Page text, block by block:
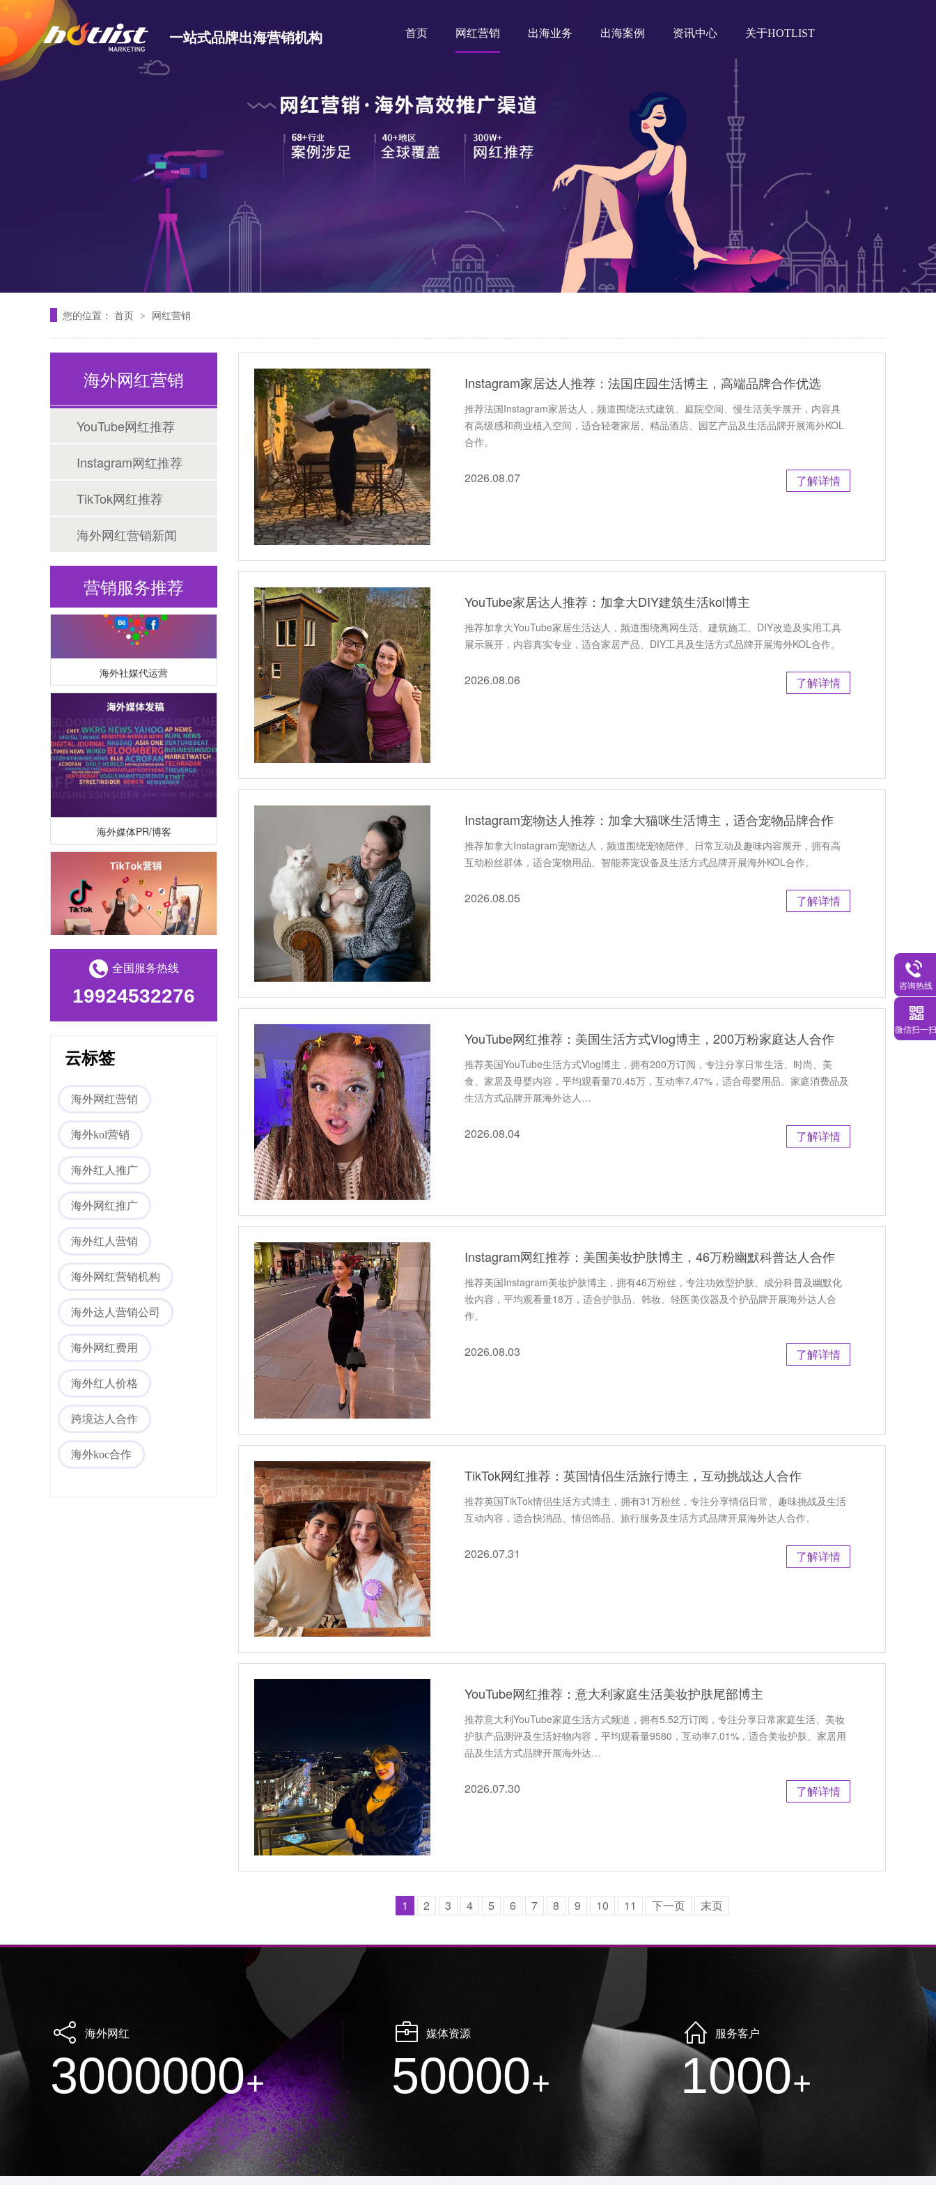
一站式品牌出海营销机构 首页 网红营销 出海业务 出海案例 资讯中心 关于HOTLIST
您的位置： 首页 > 网红营销
Instagram家居达人推荐：法国庄园生活博主，高端品牌合作优选
推荐法国Instagram家居达人，频道围绕法式建筑、庭院空间、慢生活美学展开，内容具
有高级感和商业植入空间，适合轻奢家居、精品酒店、园艺产品及生活品牌开展海外KOL
合作。
2026.08.07 了解详情
YouTube家居达人推荐：加拿大DIY建筑生活kol博主
推荐加拿大YouTube家居生活达人，频道围绕离网生活、建筑施工、DIY改造及实用工具
展示展开，内容真实专业，适合家居产品、DIY工具及生活方式品牌开展海外KOL合作。
2026.08.06 了解详情
Instagram宠物达人推荐：加拿大猫咪生活博主，适合宠物品牌合作
推荐加拿大Instagram宠物达人，频道围绕宠物陪伴、日常互动及趣味内容展开，拥有高
互动粉丝群体，适合宠物用品、智能养宠设备及生活方式品牌开展海外KOL合作。
2026.08.05 了解详情
YouTube网红推荐：美国生活方式Vlog博主，200万粉家庭达人合作
推荐美国YouTube生活方式Vlog博主，拥有200万订阅，专注分享日常生活、时尚、美
食、家居及母婴内容，平均观看量70.45万，互动率7.47%，适合母婴用品、家庭消费品及
生活方式品牌开展海外达人…
2026.08.04 了解详情
Instagram网红推荐：美国美妆护肤博主，46万粉幽默科普达人合作
推荐美国Instagram美妆护肤博主，拥有46万粉丝，专注功效型护肤、成分科普及幽默化
妆内容，平均观看量18万，适合护肤品、韩妆、轻医美仪器及个护品牌开展海外达人合
作。
2026.08.03 了解详情
TikTok网红推荐：英国情侣生活旅行博主，互动挑战达人合作
推荐英国TikTok情侣生活方式博主，拥有31万粉丝，专注分享情侣日常、趣味挑战及生活
互动内容，适合快消品、情侣饰品、旅行服务及生活方式品牌开展海外达人合作。
2026.07.31 了解详情
YouTube网红推荐：意大利家庭生活美妆护肤尾部博主
推荐意大利YouTube家庭生活方式频道，拥有5.52万订阅，专注分享日常家庭生活、美妆
护肤产品测评及生活好物内容，平均观看量9580，互动率7.01%，适合美妆护肤、家居用
品及生活方式品牌开展海外达…
2026.07.30 了解详情
1 2 3 4 5 6 7 8 9 10 11 下一页 末页
海外网红营销
YouTube网红推荐
Instagram网红推荐
TikTok网红推荐
海外网红营销新闻
营销服务推荐
海外网红营销
Tiktok海外营销
海外网红营销
全国服务热线
19924532276
云标签
海外网红营销
海外kol营销
海外红人推广
海外网红推广
海外红人营销
海外网红营销机构
海外达人营销公司
海外网红费用
海外红人价格
跨境达人合作
海外koc合作
海外网红
3000000+
媒体资源
50000+
服务客户
1000+
咨询热线
微信扫一扫